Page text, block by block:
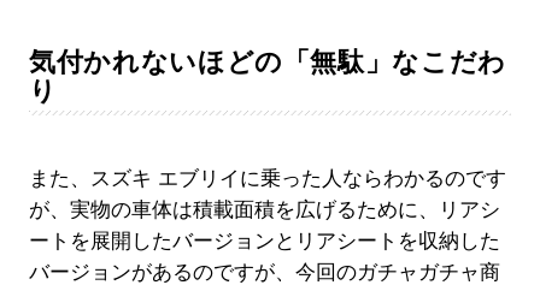
気付かれないほどの「無駄」なこだわ
り
また、スズキ エブリイに乗った人ならわかるのです
が、実物の車体は積載面積を広げるために、リアシ
ートを展開したバージョンとリアシートを収納した
バージョンがあるのですが、今回のガチャガチャ商